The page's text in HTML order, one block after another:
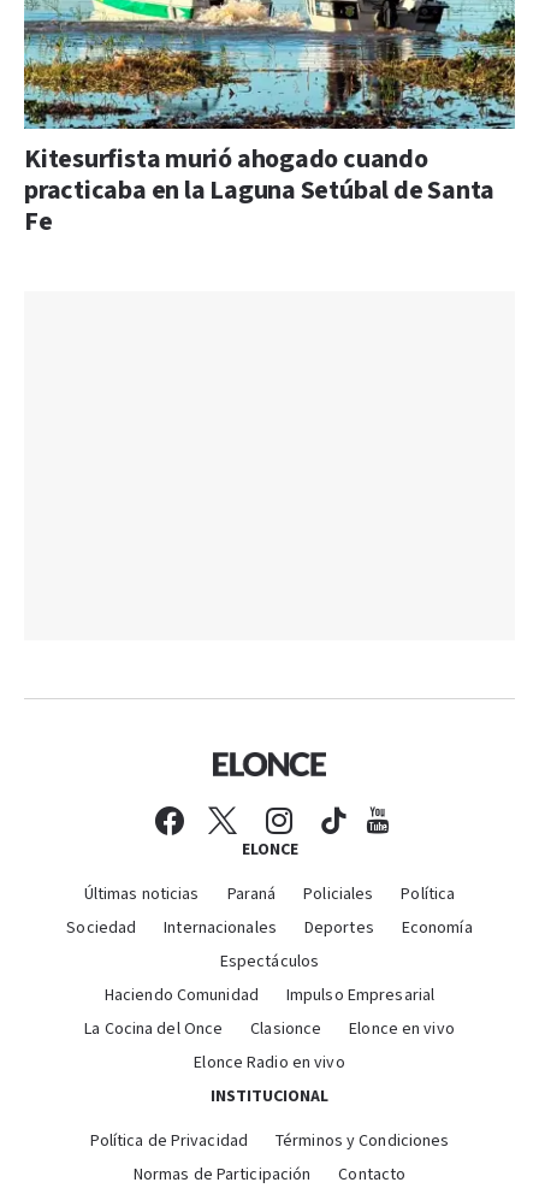
Kitesurfista murió ahogado cuando
practicaba en la Laguna Setúbal de Santa
Fe
ELONCE
Últimas noticias Paraná Policiales
Política
Sociedad
Internacionales Deportes
Economía
Espectáculos
Haciendo Comunidad
Impulso Empresarial
La Cocina del Once
Clasionce
Elonce en vivo
Elonce Radio en vivo
INSTITUCIONAL
Política de Privacidad
Términos y Condiciones
Normas de Participación
Contacto